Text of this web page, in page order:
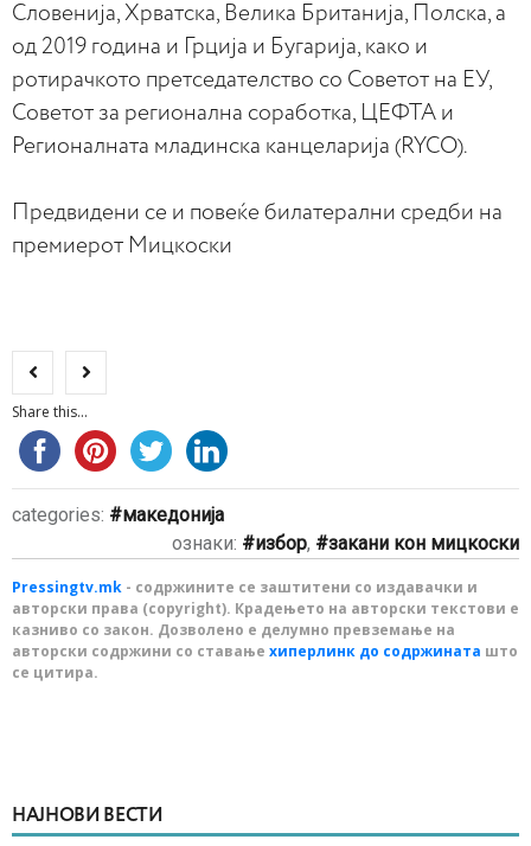
Словенија, Хрватска, Велика Британија, Полска, а
од 2019 година и Грција и Бугарија, како и
ротирачкото претседателство со Советот на ЕУ,
Советот за регионална соработка, ЦЕФТА и
Регионалната младинска канцеларија (RYCO).
Предвидени се и повеќе билатерални средби на
премиерот Мицкоски
Share this...
categories:
македонија
ознаки:
избор, закани кон мицкоски
Pressingtv.mk - содржините се заштитени со издавачки и
авторски права (copyright). Крадењето на авторски текстови е
казниво со закон. Дозволено е делумно превземање на
авторски содржини со ставање хиперлинк до содржината што
се цитира.
НАЈНОВИ ВЕСТИ